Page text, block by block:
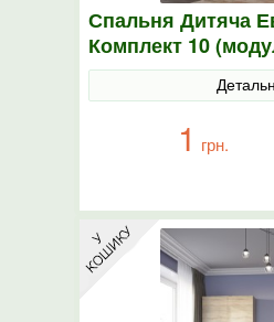
Спальня Дитяча
Комплект 10
елементи) венге/
1 грн.